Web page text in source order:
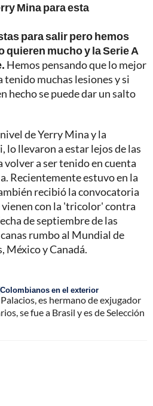
Mina para esta
para salir pero hemos
quieren mucho y la Serie A
Hemos pensando que lo mejor
tenido muchas lesiones y si
hecho se puede dar un salto
de Yerry Mina y la
lo llevaron a estar lejos de las
volver a ser tenido en cuenta
Recientemente estuvo en la
recibió la convocatoria
vienen con la 'tricolor' contra
de septiembre de las
rumbo al Mundial de
México y Canadá.
Colombianos en el exterior
es hermano de exjugador
se fue a Brasil y es de Selección